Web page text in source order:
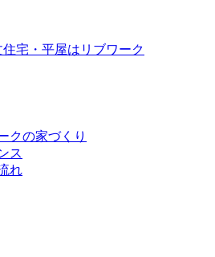
宅・平屋はリブワーク
クの家づくり
ス
れ